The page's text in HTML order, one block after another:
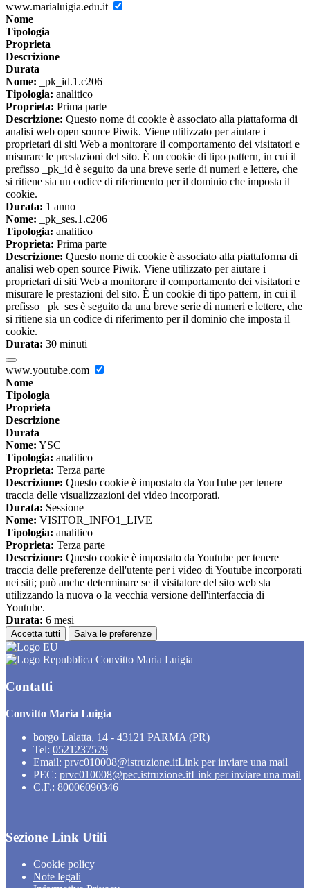
www.marialuigia.edu.it
Nome
Tipologia
Proprieta
Descrizione
Durata
Nome: _pk_id.1.c206
Tipologia: analitico
Proprieta: Prima parte
Descrizione: Questo nome di cookie è associato alla piattaforma di
analisi web open source Piwik. Viene utilizzato per aiutare i
proprietari di siti Web a monitorare il comportamento dei visitatori e
misurare le prestazioni del sito. È un cookie di tipo pattern, in cui il
prefisso _pk_id è seguito da una breve serie di numeri e lettere, che
si ritiene sia un codice di riferimento per il dominio che imposta il
cookie.
Durata: 1 anno
Nome: _pk_ses.1.c206
Tipologia: analitico
Proprieta: Prima parte
Descrizione: Questo nome di cookie è associato alla piattaforma di
analisi web open source Piwik. Viene utilizzato per aiutare i
proprietari di siti Web a monitorare il comportamento dei visitatori e
misurare le prestazioni del sito. È un cookie di tipo pattern, in cui il
prefisso _pk_ses è seguito da una breve serie di numeri e lettere, che
si ritiene sia un codice di riferimento per il dominio che imposta il
cookie.
Durata: 30 minuti
www.youtube.com
Nome
Tipologia
Proprieta
Descrizione
Durata
Nome: YSC
Tipologia: analitico
Proprieta: Terza parte
Descrizione: Questo cookie è impostato da YouTube per tenere
traccia delle visualizzazioni dei video incorporati.
Durata: Sessione
Nome: VISITOR_INFO1_LIVE
Tipologia: analitico
Proprieta: Terza parte
Descrizione: Questo cookie è impostato da Youtube per tenere
traccia delle preferenze dell'utente per i video di Youtube incorporati
nei siti; può anche determinare se il visitatore del sito web sta
utilizzando la nuova o la vecchia versione dell'interfaccia di
Youtube.
Durata: 6 mesi
Accetta tutti Salva le preferenze
Convitto Maria Luigia
Contatti
Convitto Maria Luigia
borgo Lalatta, 14 - 43121 PARMA (PR)
Tel: 0521237579
Email: prvc010008@istruzione.itLink per inviare una mail
PEC: prvc010008@pec.istruzione.itLink per inviare una mail
C.F.: 80006090346
Sezione Link Utili
Cookie policy
Note legali